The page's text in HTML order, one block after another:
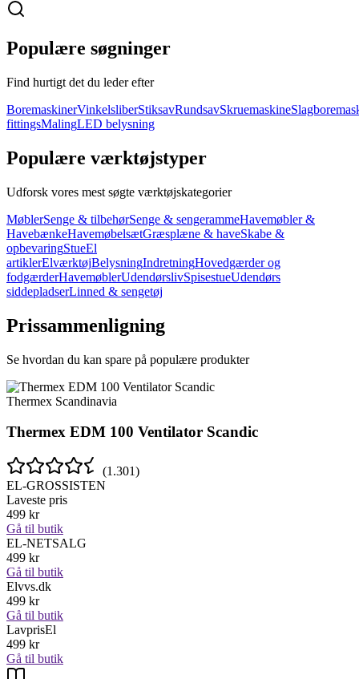
Populære søgninger
Find hurtigt det du leder efter
BoremaskinerVinkelsliberStiksavRundsavSkruemaskine
fittingsMalingLED belysning
Populære værktøjstyper
Udforsk vores mest søgte værktøjskategorier
MøblerSenge & tilbehørSenge & sengerammeHavemøbler &
HavebænkeHavemøbelsætGræsplæne & haveSkabe &
opbevaringStueEl
artiklerElværktøjBelysningIndretningHovedgærder og
fodgærderHavemøblerUdendørslivSpisestueUdendørs
siddepladserLinned & sengetøj
Prissammenligning
Se hvordan du kan spare på populære produkter
Thermex Scandinavia
Thermex EDM 100 Ventilator Scandic
(1.301)
EL-GROSSISTEN
Laveste pris
499 kr
Gå til butik
EL-NETSALG
499 kr
Gå til butik
Elvvs.dk
499 kr
Gå til butik
LavprisEl
499 kr
Gå til butik